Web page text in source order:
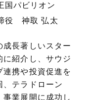
パビリオン
役 神取 弘太
長著しいスター
に紹介し、サウジ
連携や投資促進を
、テラドローン
業展開に成功し